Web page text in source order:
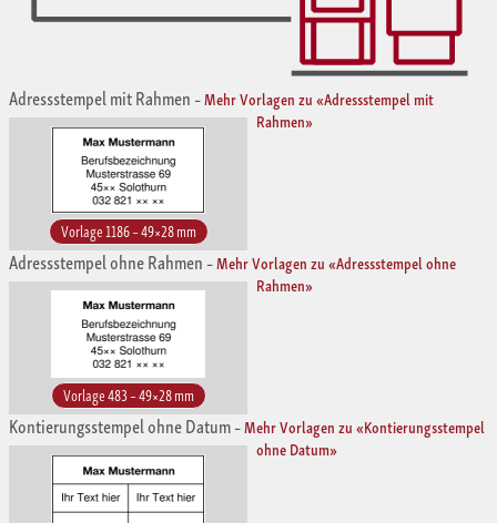
Adressstempel mit Rahmen –Mehr Vorlagen zu «Adressstempel mit
Rahmen»
Vorlage 1186 – 49×28 mm
Adressstempel ohne Rahmen –Mehr Vorlagen zu «Adressstempel ohne
Rahmen»
Vorlage 483 – 49×28 mm
Kontierungsstempel ohne Datum–Mehr Vorlagen zu «Kontierungsstempel
ohne Datum»